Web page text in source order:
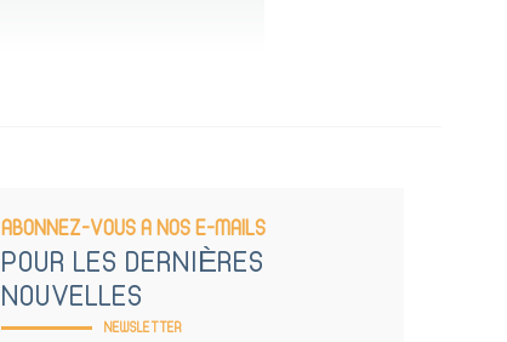
ABONNEZ-VOUS A NOS E-MAILS
POUR LES DERNIÈRES
NOUVELLES